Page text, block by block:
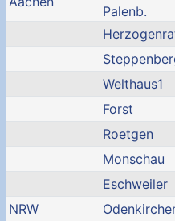
Palenb.
Welthaus1
Forst
Roetgen
Monschau
Eschweiler
NRW